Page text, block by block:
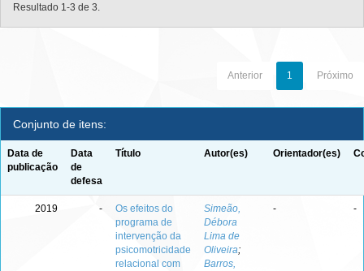
Resultado 1-3 de 3.
Anterior 1 Próximo
Conjunto de itens:
Data de
publicação
Data
de
defesa
Título Autor(es) Orientador(es)
2019 -
Os efeitos do
programa de
intervenção da
psicomotricidade
relacional com
Simeão,
Débora
Lima de
Oliveira;
Barros,
- -